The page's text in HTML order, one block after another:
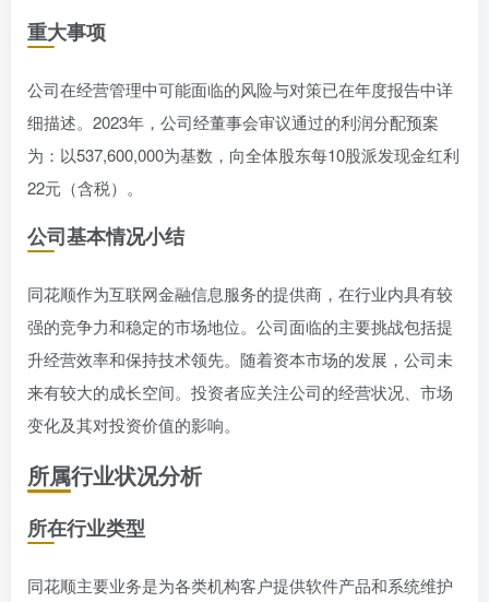
重大事项
公司在经营管理中可能面临的风险与对策已在年度报告中详
细描述。2023年，公司经董事会审议通过的利润分配预案
为：以537,600,000为基数，向全体股东每10股派发现金红利
22元（含税）。
公司基本情况小结
同花顺作为互联网金融信息服务的提供商，在行业内具有较
强的竞争力和稳定的市场地位。公司面临的主要挑战包括提
升经营效率和保持技术领先。随着资本市场的发展，公司未
来有较大的成长空间。投资者应关注公司的经营状况、市场
变化及其对投资价值的影响。
所属行业状况分析
所在行业类型
同花顺主要业务是为各类机构客户提供软件产品和系统维护